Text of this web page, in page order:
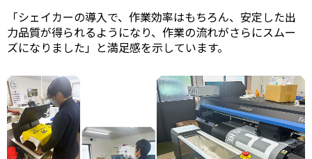
「シェイカーの導入で、作業効率はもちろん、安定した出
力品質が得られるようになり、作業の流れがさらにスムー
ズになりました」と満足感を示しています。